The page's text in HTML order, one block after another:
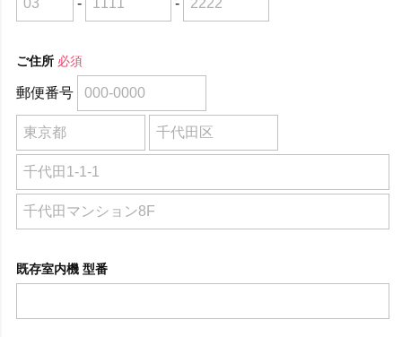
ご住所 必須
郵便番号
既存室内機 型番